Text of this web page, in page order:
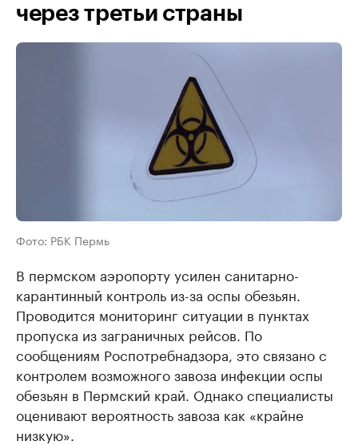
через третьи страны
Фото: РБК Пермь
В пермском аэропорту усилен санитарно-
карантинный контроль из-за оспы обезьян.
Проводится мониторинг ситуации в пунктах
пропуска из заграничных рейсов. По
сообщениям Роспотребнадзора, это связано с
контролем возможного завоза инфекции оспы
обезьян в Пермский край. Однако специалисты
оценивают вероятность завоза как «крайне
низкую».